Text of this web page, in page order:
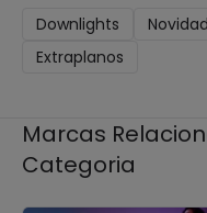
Downlights
Extraplanos
Marcas
Categoria